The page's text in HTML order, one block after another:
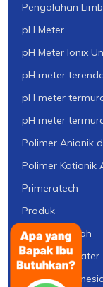
Pengolahan
pH Meter
pH Meter Ionix
pH meter
pH meter
pH meter
Polimer Anionik
Polimer Kationik
Primeratech
Produk
Produk Limbah
Profil Ady Water
Purolite